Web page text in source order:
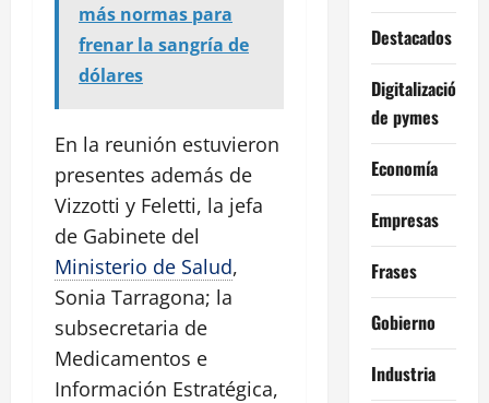
más normas para
frenar la sangría de
dólares
En la reunión estuvieron
presentes además de
Vizzotti y Feletti, la jefa
de Gabinete del
Ministerio de Salud,
Sonia Tarragona; la
subsecretaria de
Medicamentos e
Información Estratégica,
Destacados
Digitalización
de pymes
Economía
Empresas
Frases
Gobierno
Industria